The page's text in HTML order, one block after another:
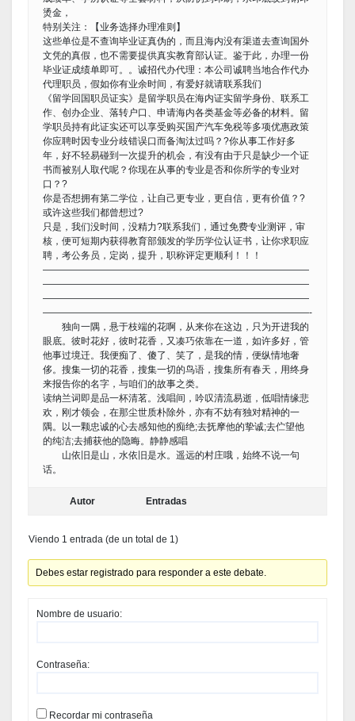
烫金，
特别关注：【业务选择办理准则】
这些单位是不查询毕业证真伪的，而且海内没有渠道去查询国外
文凭的真假，也不需要提供真实教育部认证。鉴于此，办理一份
毕业证成绩单即可。。诚招代办代理：本公司诚聘当地合作代办
代理职员，假如你有业余时间，有爱好就请联系我们
《留学回国职员证实》是留学职员在海内证实留学身份、联系工
作、创办企业、落转户口、申请海内各类基金等必备的材料。留
学职员持有此证实还可以享受购买国产汽车免税等多项优惠政策
你应聘时因专业分歧错误口而备淘汰过吗？?你从事工作好多
年，好不轻易碰到一次提升的机会，有没有由于只是缺少一个证
书而被别人取代呢？你现在从事的专业是否和你所学的专业对
口？?
你是否想拥有第二学位，让自己更专业，更自信，更有价值？?
或许这些我们都曾想过?
只是，我们没时间，没精力?联系我们，通过免费专业测评，审
核，便可短期内获得教育部颁发的学历学位认证书，让你求职应
聘，考公务员，定岗，提升，职称评定更顺利！！！
————————————————————————————
————————————————————————————
————————————————————————————
————————————————————————————-
独向一隅，悬于枝端的花啊，从来你在这边，只为开进我的
眼底。彼时花好，彼时花香，又凑巧依靠在一道，如许多好，管
他事过境迁。我便痴了、傻了、笑了，是我的情，便纵情地奢
侈。搜集一切的花香，搜集一切的鸟语，搜集所有春天，用终身
来报告你的名字，与咱们的故事之类。
读纳兰词即是品一杯清茗。浅唱间，吟叹清流易逝，低唱情缘悲
欢，刚才领会，在那尘世质朴除外，亦有不妨有独对精神的一
隅。以一颗忠诚的心去感知他的痴绝;去抚摩他的挚诚;去伫望他
的纯洁;去捕获他的隐晦。静静感唱
山依旧是山，水依旧是水。遥远的村庄哦，始终不说一句
话。
Autor Entradas
Viendo 1 entrada (de un total de 1)
Debes estar registrado para responder a este debate.
Nombre de usuario:
Contraseña:
Recordar mi contraseña